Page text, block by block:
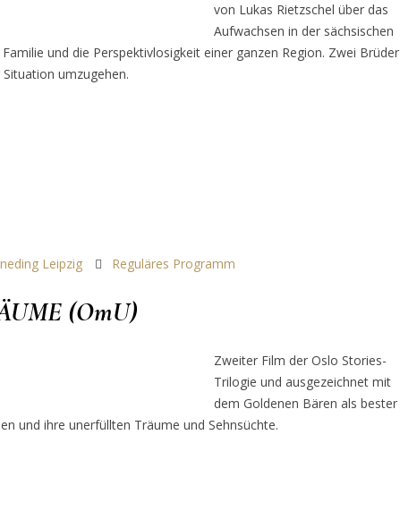
von Lukas Rietzschel über das
Aufwachsen in der sächsischen
und die Perspektivlosigkeit einer ganzen Region. Zwei Brüder
umzugehen.
Leipzig Reguläres Programm
(OmU)
Zweiter Film der Oslo Stories-
Trilogie und ausgezeichnet mit
dem Goldenen Bären als bester
und ihre unerfüllten Träume und Sehnsüchte.